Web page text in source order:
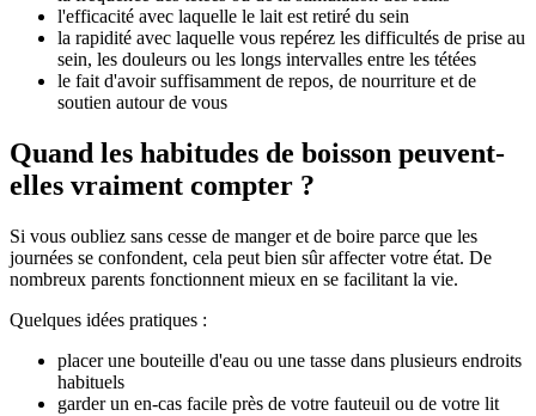
l'efficacité avec laquelle le lait est retiré du sein
la rapidité avec laquelle vous repérez les difficultés de prise au
sein, les douleurs ou les longs intervalles entre les tétées
le fait d'avoir suffisamment de repos, de nourriture et de
soutien autour de vous
Quand les habitudes de boisson peuvent-
elles vraiment compter ?
Si vous oubliez sans cesse de manger et de boire parce que les
journées se confondent, cela peut bien sûr affecter votre état. De
nombreux parents fonctionnent mieux en se facilitant la vie.
Quelques idées pratiques :
placer une bouteille d'eau ou une tasse dans plusieurs endroits
habituels
garder un en-cas facile près de votre fauteuil ou de votre lit